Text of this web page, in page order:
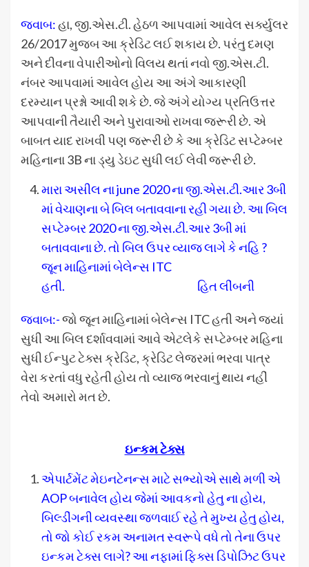
જવાબ:હા, જી.એસ.ટી. હેઠળ આપવામાં આવેલ સર્ક્યુલર
26/2017 મુજબ આ ક્રેડિટ લઈ શકાય છે. પરંતુ દમણ
અને દીવના વેપારીઓનો વિલય થતાં નવો જી.એસ.ટી.
નંબર આપવામાં આવેલ હોય આ અંગે આકારણી
દરમ્યાન પ્રશ્નો આવી શકે છે. જે અંગે યોગ્ય પ્રતિઉત્તર
આપવાની તૈયારી અને પુરાવાઓ રાખવા જરૂરી છે. એ
બાબત યાદ રાખવી પણ જરૂરી છે કે આ ક્રેડિટ સપ્ટેમ્બર
મહિનાના 3B ના ડ્યુ ડેઇટ સુધી લઈ લેવી જરૂરી છે.
મારા અસીલ ના june 2020 ના જી.એસ.ટી.આર 3બી
માં વેચાણના બે બિલ બતાવવાના રહી ગયા છે. આ બિલ
સપ્ટેમ્બર 2020 ના જી.એસ.ટી.આર 3બી માં
બતાવવાના છે. તો બિલ ઉપર વ્યાજ લાગે કે નહિ ?
જૂન માહિનામાં બેલેન્સ ITC
હતી. હિત લીંબની
જવાબ:-જો જૂન માહિનામાં બેલેન્સ ITC હતી અને જ્યાં
સુધી આ બિલ દર્શાવવામાં આવે એટલેકે સપ્ટેમ્બર મહિના
સુધી ઈન્પુટ ટેક્સ ક્રેડિટ, ક્રેડિટ લેજરમાં ભરવા પાત્ર
વેરા કરતાં વધુ રહેતી હોય તો વ્યાજ ભરવાનું થાય નહીં
તેવો અમારો મત છે.
ઇન્કમ ટેક્સ
એપાર્ટમેંટ મેઇનટેનન્સ માટે સભ્યોએ સાથે મળી એ
AOP બનાવેલ હોય જેમાં આવકનો હેતુ ના હોય,
બિલ્ડીંગની વ્યવસ્થા જળવાઈ રહે તે મુખ્ય હેતુ હોય,
તો જો કોઈ રકમ અનામત સ્વરૂપે વધે તો તેના ઉપર
ઇન્કમ ટેક્સ લાગે? આ નફામાં ફિક્સ ડિપોઝિટ ઉપર